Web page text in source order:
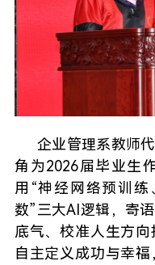
企业管理系教师
角为2026届毕业生
用“神经网络预训
数”三大AI逻辑，寄
底气、校准人生方
自主定义成功与幸